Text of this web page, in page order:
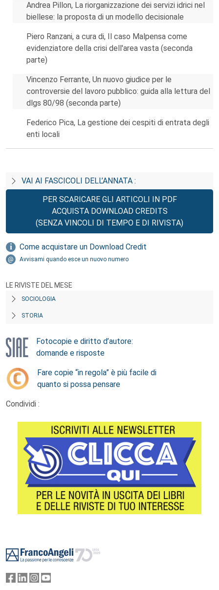
Andrea Pillon, La riorganizzazione dei servizi idrici nel
biellese: la proposta di un modello decisionale
Piero Ranzani, a cura di, Il caso Malpensa come
evidenziatore della crisi dell'area vasta (seconda
parte)
Vincenzo Ferrante, Un nuovo giudice per le
controversie del lavoro pubblico: guida alla lettura del
dlgs 80/98 (seconda parte)
Federico Pica, La gestione dei cespiti di entrata degli
enti locali
VAI AI FASCICOLI DELL’ANNATA :
PER SCARICARE GLI ARTICOLI IN PDF
ACQUISTA DOWNLOAD CREDITS
(SENZA VINCOLI DI TEMPO E DI RIVISTA)
Come acquistare un Download Credit
Avvisami quando esce un nuovo numero
LE RIVISTE DEL MESE
SOCIOLOGIA
STORIA
Fotocopie e diritto d’autore:
domande e risposte
Fare copie “in regola” è più facile di
quanto si possa pensare
Condividi :